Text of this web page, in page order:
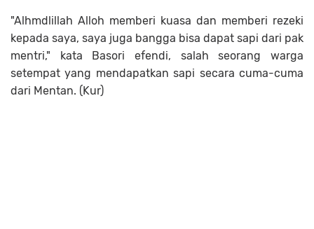
"Alhmdlillah Alloh memberi kuasa dan memberi rezeki
kepada saya, saya juga bangga bisa dapat sapi dari pak
mentri," kata Basori efendi, salah seorang warga
setempat yang mendapatkan sapi secara cuma-cuma
dari Mentan. (Kur)